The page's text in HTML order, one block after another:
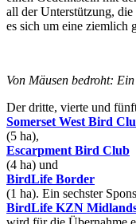
all der Unterstützung,
es sich um eine ziemlich
Von Mäusen bedroht:
Der dritte, vierte und
Somerset West Bird
(5 ha),
Escarpment Bird Club
(4 ha) und
BirdLife Border
(1 ha). Ein sechster
BirdLife KZN